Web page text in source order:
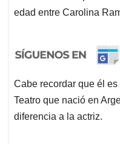
edad entre Carolina
Cabe recordar que él
Teatro que nació en
diferencia a la actriz.